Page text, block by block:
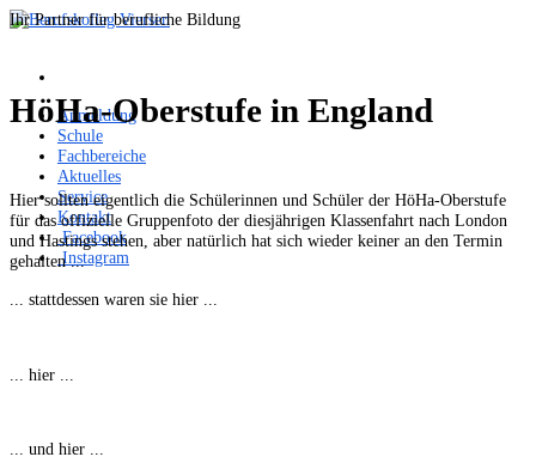
Ihr Partner für berufliche Bildung
Anmeldung
Schule
Fachbereiche
Aktuelles
Service
Kontakt
Facebook
Instagram
HöHa-Oberstufe in England
Hier sollten eigentlich die Schülerinnen und Schüler der HöHa-Oberstufe
für das offizielle Gruppenfoto der diesjährigen Klassenfahrt nach London
und Hastings stehen, aber natürlich hat sich wieder keiner an den Termin
gehalten ...
... stattdessen waren sie hier ...
... hier ...
... und hier ...